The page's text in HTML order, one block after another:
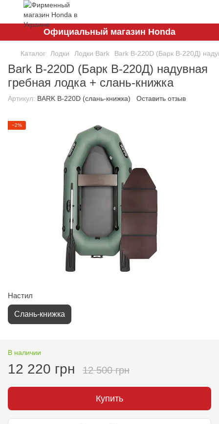
Официальный магазин Honda
Каталог Лодки Лодки Bark Bark B-220D (Барк В-220Д)
Bark B-220D (Барк В-220Д) надувная
гребная лодка + слань-книжка
Артикул: BARK B-220D (слань-книжка) Оставить отзыв
−2%
Настил
Слань-книжка
В наличии
12 220 грн 12 500 грн
Купить